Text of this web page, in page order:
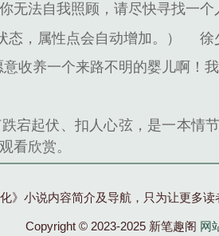
无法自我照顾，请尽快寻找一
态，属性点会自动增加。）
徐
收养一个来路不明的婴儿啊！
宕起伏、扣人心弦，是一本情
看欣赏。
》小说内容简介及导航，只为让更多
Copyright © 2023-2025 新笔趣阁 网